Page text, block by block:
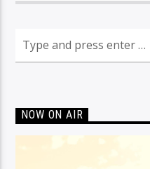
NOW ON AIR